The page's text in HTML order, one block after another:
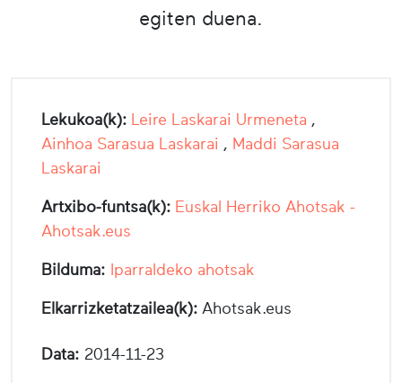
egiten duena.
Lekukoa(k): Leire Laskarai Urmeneta ,
Ainhoa Sarasua Laskarai , Maddi Sarasua
Laskarai
Artxibo-funtsa(k): Euskal Herriko Ahotsak -
Ahotsak.eus
Bilduma: Iparraldeko ahotsak
Elkarrizketatzailea(k): Ahotsak.eus
Data: 2014-11-23